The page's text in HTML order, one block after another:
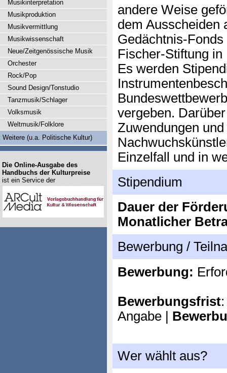
andere Weise
dem Ausscheiden
Gedächtnis-
Fischer-Stiftung
Es werden
vergeben.
Zuwendungen
Einzelfall und in
Stipendium
Dauer der
Monatlicher
Bewerbung /
Bewerbung:
Bewerbungsfrist
Angabe |
Wer wählt aus?
Musikinterpretation
Musikproduktion
Musikvermittlung
Musikwissenschaft
Neue/Zeitgenössische Musik
Orchester
Rock/Pop
Sound Design/Tonstudio
Tanzmusik/Schlager
Volksmusik
Weltmusik/Folklore
Weitere (u.a. Politische Kultur)
Die Online-Ausgabe des
Handbuchs der Kulturpreise
ist ein Service der